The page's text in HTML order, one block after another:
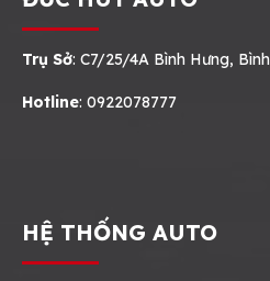
Trụ Sở: C7/25/4A Bình Hưng,
Hotline: 0922078777
HỆ THỐNG AUTO